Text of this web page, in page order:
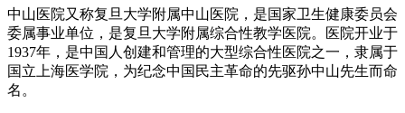
中山医院又称复旦大学附属中山医院，是国家卫生健康委员会
委属事业单位，是复旦大学附属综合性教学医院。医院开业于
1937年，是中国人创建和管理的大型综合性医院之一，隶属于
国立上海医学院，为纪念中国民主革命的先驱孙中山先生而命
名。